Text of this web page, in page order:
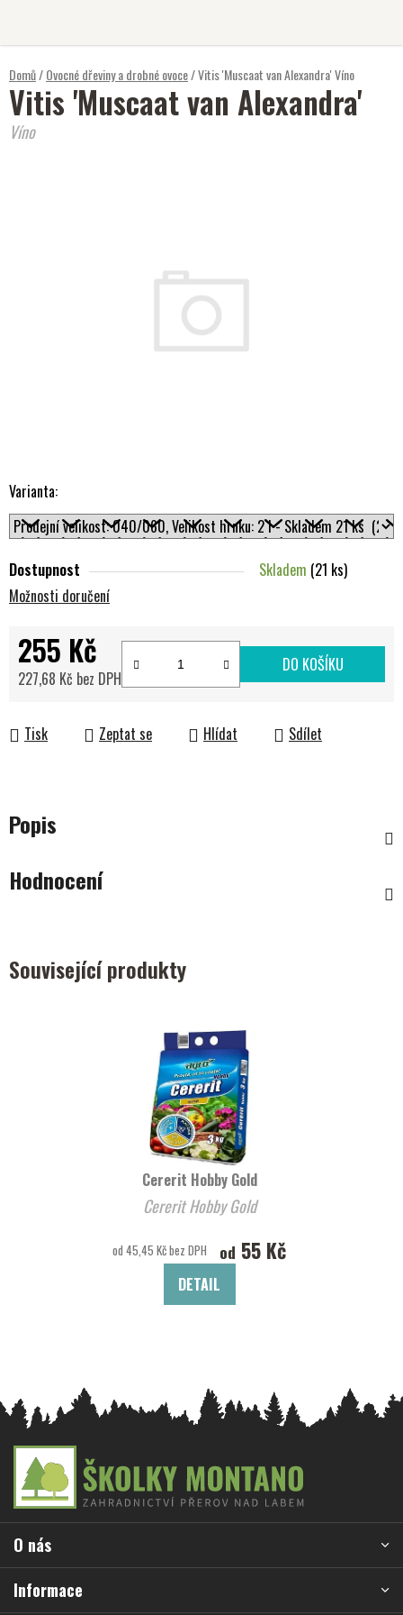
Domů/Ovocné dřeviny a drobné ovoce/Vitis 'Muscaat van Alexandra'Víno
Varianta:
Dostupnost Skladem (21 ks)
Možnosti doručení
255 Kč
227,68 Kč bez DPH
DO KOŠÍKU
Tisk Zeptat se Hlídat Sdílet
Vitis 'Muscaat van Alexandra'
Víno
Popis
Hodnocení
Související produkty
Cererit Hobby Gold
Cererit Hobby Gold
od 45,45 Kč bez DPH od 55 Kč
DETAIL
a
í
O nás
Informace